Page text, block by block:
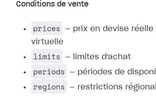
Conditions de vente
prices
— prix en devise réelle
virtuelle
limits — limites d'achat
periods — périodes de
regions — restrictions